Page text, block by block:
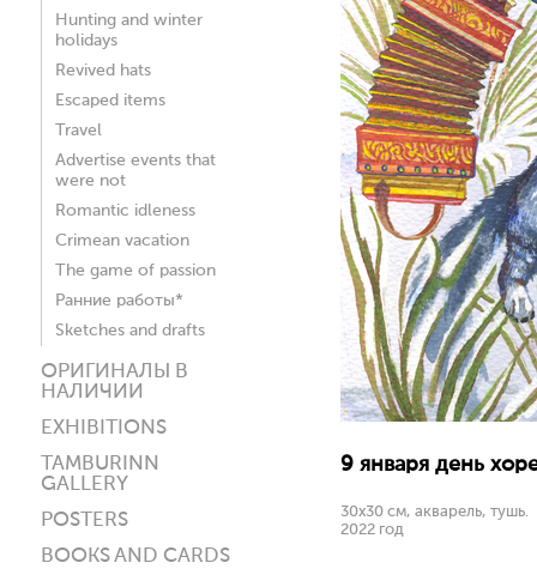
Hunting and winter
holidays
Revived hats
Escaped items
Travel
Advertise events that
were not
Romantic idleness
Crimean vacation
The game of passion
Ранние работы*
Sketches and drafts
ОРИГИНАЛЫ В
НАЛИЧИИ
EXHIBITIONS
TAMBURINN
GALLERY
POSTERS
BOOKS AND CARDS
9 января день
30х30 см, акварель, тушь.
2022 год